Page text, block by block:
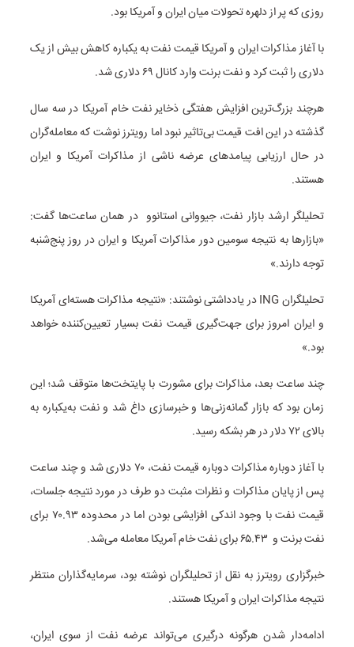
روزی که پر از دلهره تحولات میان ایران و آمریکا بود.
با آغاز مذاکرات ایران و آمریکا قیمت نفت به یکباره کاهش بیش از یک
دلاری را ثبت کرد و نفت برنت وارد کانال ۶۹ دلاری شد.
هرچند بزرگ‌ترین افزایش هفتگی ذخایر نفت خام آمریکا در سه سال
گذشته در این افت قیمت بی‌تاثیر نبود اما رویترز نوشت که معامله‌گران
در حال ارزیابی پیامدهای عرضه ناشی از مذاکرات آمریکا و ایران
هستند.
تحلیلگر ارشد بازار نفت، جیووانی استانوو در همان ساعت‌ها گفت:
«بازارها به نتیجه سومین دور مذاکرات آمریکا و ایران در روز پنج‌شنبه
توجه دارند.»
تحلیلگران ING در یادداشتی نوشتند: «نتیجه مذاکرات هسته‌ای آمریکا
و ایران امروز برای جهت‌گیری قیمت نفت بسیار تعیین‌کننده خواهد
بود.»
چند ساعت بعد، مذاکرات برای مشورت با پایتخت‌ها متوقف شد؛ این
زمان بود که بازار گمانه‌زنی‌ها و خبرسازی داغ شد و نفت به‌یکباره به
بالای ۷۲ دلار در هر بشکه رسید.
با آغاز دوباره مذاکرات دوباره قیمت نفت، ۷۰ دلاری شد و چند ساعت
پس از پایان مذاکرات و نظرات مثبت دو طرف در مورد نتیجه جلسات،
قیمت نفت با وجود اندکی افزایشی‌ بودن اما در محدوده ۷۰.۹۳ برای
نفت برنت و ۶۵.۴۳ برای نفت خام آمریکا معامله می‌شد.
خبرگزاری رویترز به نقل از تحلیلگران نوشته بود، سرمایه‌گذاران منتظر
نتیجه مذاکرات ایران و آمریکا هستند.
ادامه‌دار شدن هرگونه درگیری می‌تواند عرضه نفت از سوی ایران،